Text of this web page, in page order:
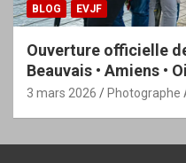
BLOG EVJF
Ouverture officielle
Beauvais • Amiens •
3 mars 2026 Photographe